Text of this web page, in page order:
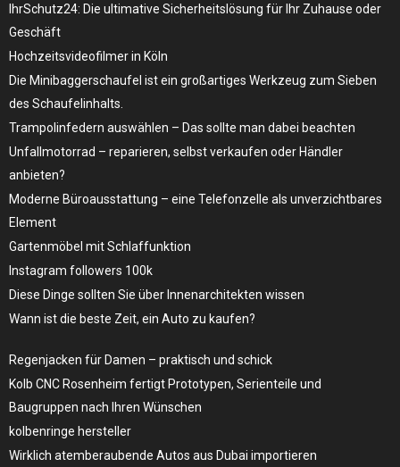
IhrSchutz24: Die ultimative Sicherheitslösung für Ihr Zuhause oder
Geschäft
Hochzeitsvideofilmer in Köln
Die Minibaggerschaufel ist ein großartiges Werkzeug zum Sieben
des Schaufelinhalts.
Trampolinfedern auswählen – Das sollte man dabei beachten
Unfallmotorrad – reparieren, selbst verkaufen oder Händler
anbieten?
Moderne Büroausstattung – eine Telefonzelle als unverzichtbares
Element
Gartenmöbel mit Schlaffunktion
Instagram followers 100k
Diese Dinge sollten Sie über Innenarchitekten wissen
Wann ist die beste Zeit, ein Auto zu kaufen?
Regenjacken für Damen – praktisch und schick
Kolb CNC Rosenheim fertigt Prototypen, Serienteile und
Baugruppen nach Ihren Wünschen
kolbenringe hersteller
Wirklich atemberaubende Autos aus Dubai importieren